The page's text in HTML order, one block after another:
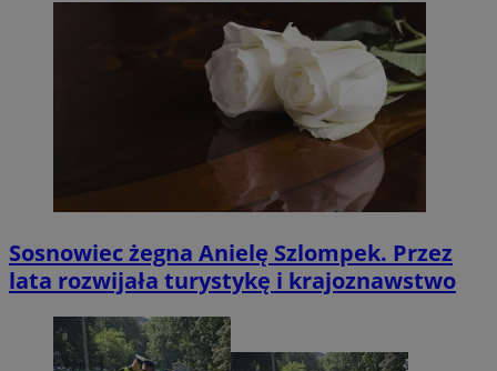
Sosnowiec żegna Anielę Szlompek. Przez
lata rozwijała turystykę i krajoznawstwo